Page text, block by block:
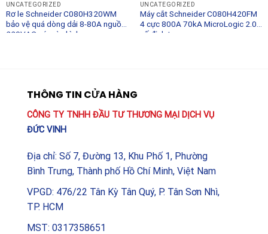
UNCATEGORIZED
Rơ le Schneider C080H320WM
bảo vệ quá dòng dải 8-80A nguồn
220VAC có màn hình
UNCATEGORIZED
Máy cắt Schneider C080H420FM
4 cực 800A 70kA MicroLogic 2.0
cố định tay quay
THÔNG TIN CỬA HÀNG
CÔNG TY TNHH ĐẦU TƯ THƯƠNG MẠI DỊCH VỤ
ĐỨC VINH
Địa chỉ: Số 7, Đường 13, Khu Phố 1, Phường
Bình Trưng, Thành phố Hồ Chí Minh, Việt Nam
VPGD: 476/22 Tân Kỳ Tân Quý, P. Tân Sơn Nhì,
TP. HCM
MST: 0317358651